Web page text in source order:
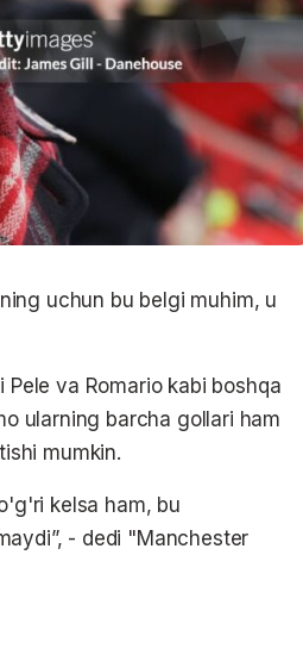
uchun bu belgi muhim, u
va Romario kabi boshqa
ularning barcha gollari ham
mumkin.
kelsa ham, bu
- dedi "Manchester